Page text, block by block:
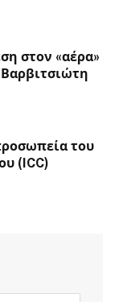
στον «αέρα»
του
(ICC)